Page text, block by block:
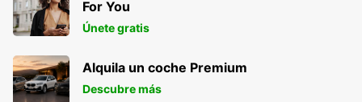
For You
Únete gratis
Alquila un coche Premium
Descubre más